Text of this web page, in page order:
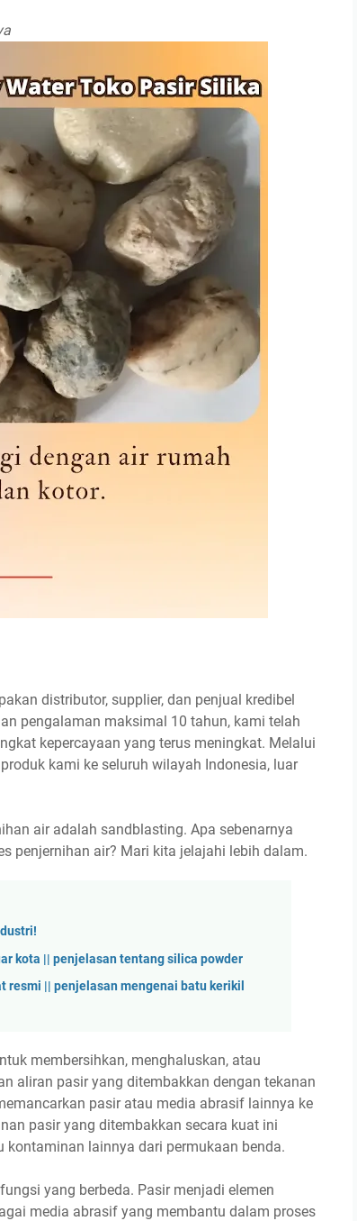
distributor, supplier, dan penjual kredibel
pengalaman maksimal 10 tahun, kami telah
kepercayaan yang terus meningkat. Melalui
kami ke seluruh wilayah Indonesia, luar
air adalah sandblasting. Apa sebenarnya
penjernihan air? Mari kita jelajahi lebih dalam.
kota || penjelasan tentang silica powder
|| penjelasan mengenai batu kerikil
membersihkan, menghaluskan, atau
aliran pasir yang ditembakkan dengan tekanan
pasir atau media abrasif lainnya ke
pasir yang ditembakkan secara kuat ini
kontaminan lainnya dari permukaan benda.
yang berbeda. Pasir menjadi elemen
media abrasif yang membantu dalam proses